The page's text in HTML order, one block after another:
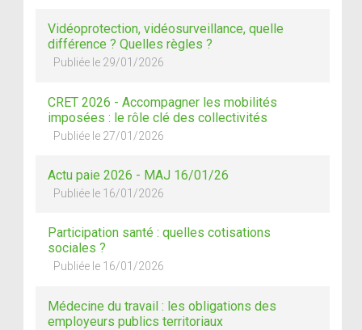
Vidéoprotection, vidéosurveillance, quelle
différence ? Quelles règles ?
Publiée le 29/01/2026
CRET 2026 - Accompagner les mobilités
imposées : le rôle clé des collectivités
Publiée le 27/01/2026
Actu paie 2026 - MAJ 16/01/26
Publiée le 16/01/2026
Participation santé : quelles cotisations
sociales ?
Publiée le 16/01/2026
Médecine du travail : les obligations des
employeurs publics territoriaux